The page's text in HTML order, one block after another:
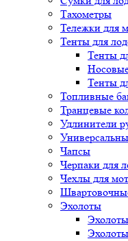
Тахометры
Тележки для
Тенты для
Тенты
Тенты
Топливные
Транцевые
Удлинители
Чапсы
Черпаки для
Чехлы для
Эхолоты